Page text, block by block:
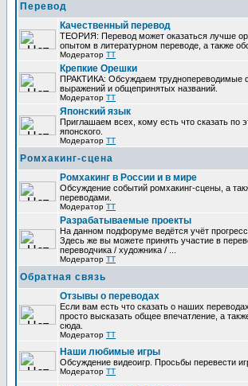
Перевод
Качественный перевод
ТЕОРИЯ: Перевод может оказаться лучше
опытом в литературном переводе, а также
Модератор TT
Крепкие Орешки
ПРАКТИКА: Обсуждаем труднопереводимые
выражений и общепринятых названий.
Модератор TT
Японский язык
Приглашаем всех, кому есть что сказать по
японского.
Модератор TT
Ромхакинг-сцена
Ромхакинг в России и в мире
Обсуждение событий ромхакинг-сцены, а
переводами.
Модератор TT
Разрабатываемые проекты
На данном подфоруме ведётся учёт
Здесь же вы можете принять участие в
переводчика / художника / ...
Модератор TT
Обратная связь
Отзывы о переводах
Если вам есть что сказать о наших
просто высказать общее впечатление, а
сюда.
Модератор TT
Наши любимые игры
Обсуждение видеоигр. Просьбы перевести
Модератор TT